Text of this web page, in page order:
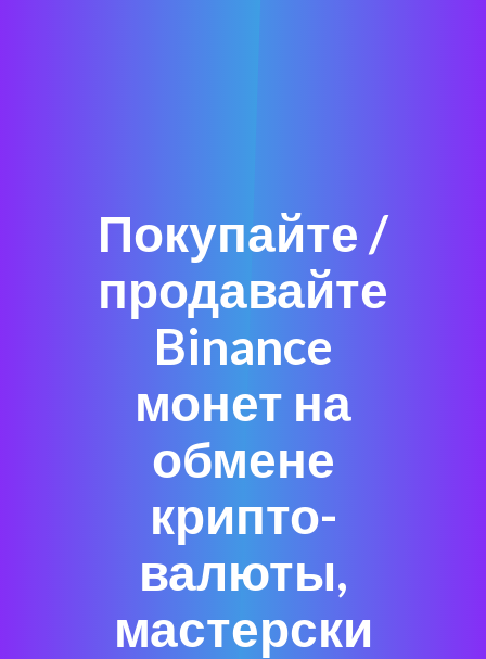
Покупайте /
продавайте
Binance
монет на
обмене
крипто-
валюты,
мастерски